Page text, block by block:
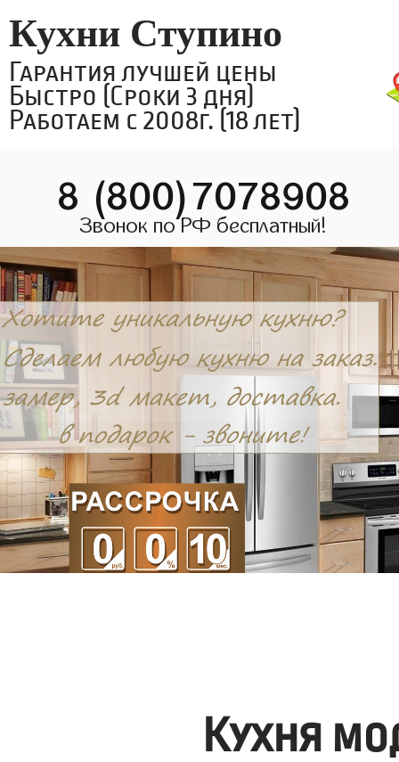
Кухни Ступино
Гарантия лучшей цены
Быстро (Сроки 3 дня)
Работаем с 2008г. (18 лет)
8 (800)7078908
Звонок по РФ бесплатный!
Кухня